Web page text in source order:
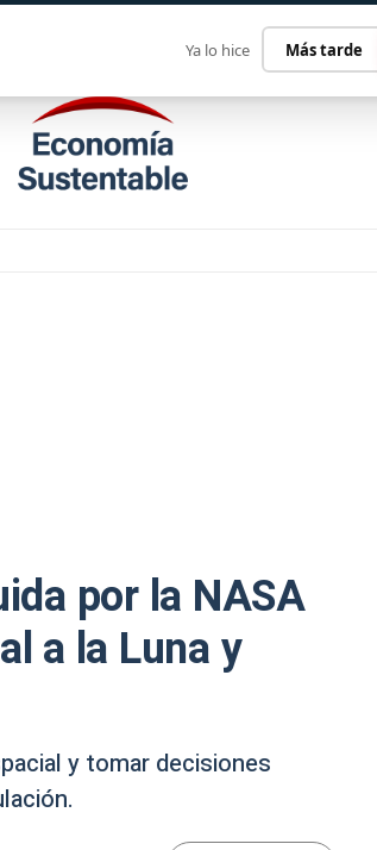
CONTACTO
por la NASA
a la Luna y
y tomar decisiones
Ya lo hice Más tarde